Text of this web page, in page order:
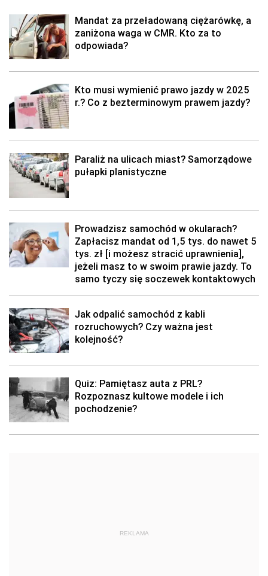
Mandat za przeładowaną ciężarówkę, a
zaniżona waga w CMR. Kto za to
odpowiada?
Kto musi wymienić prawo jazdy w 2025
r.? Co z bezterminowym prawem jazdy?
Paraliż na ulicach miast? Samorządowe
pułapki planistyczne
Prowadzisz samochód w okularach?
Zapłacisz mandat od 1,5 tys. do nawet 5
tys. zł [i możesz stracić uprawnienia],
jeżeli masz to w swoim prawie jazdy. To
samo tyczy się soczewek kontaktowych
Jak odpalić samochód z kabli
rozruchowych? Czy ważna jest
kolejność?
Quiz: Pamiętasz auta z PRL?
Rozpoznasz kultowe modele i ich
pochodzenie?
REKLAMA